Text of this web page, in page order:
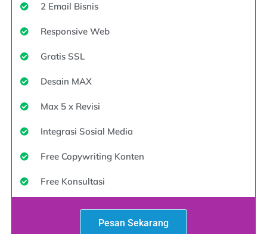
2 Email Bisnis
Responsive Web
Gratis SSL
Desain MAX
Max 5 x Revisi
Integrasi Sosial Media
Free Copywriting Konten
Free Konsultasi
Pesan Sekarang